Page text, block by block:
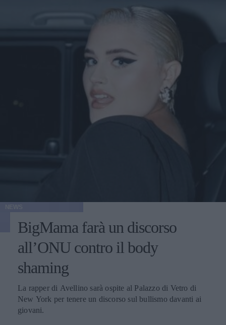
BigMama farà un discorso
all’ONU contro il body
shaming
La rapper di Avellino sarà ospite al Palazzo di Vetro di
New York per tenere un discorso sul bullismo davanti ai
giovani.